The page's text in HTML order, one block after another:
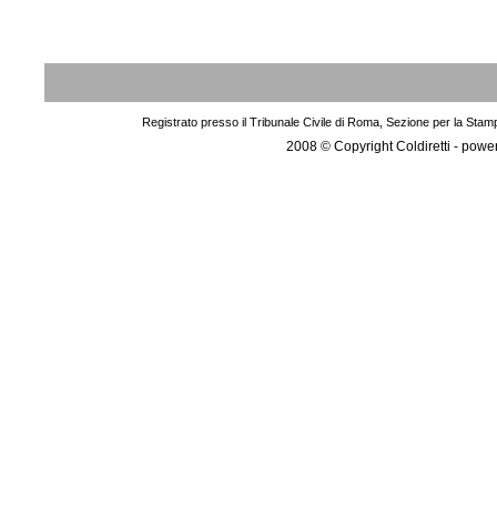
Registrato presso il Tribunale Civile di Roma, Sezione per la
2008 © Copyright Coldiretti -